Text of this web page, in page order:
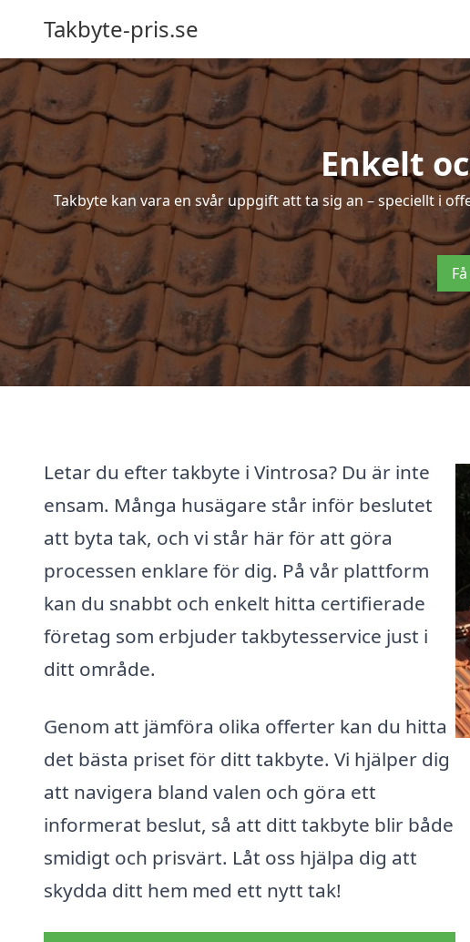
Takbyte-pris.se
Enkelt
Takbyte kan vara en svår uppgift att ta sig an – speciellt i
Letar du efter takbyte i Vintrosa? Du är inte
ensam. Många husägare står inför beslutet
att byta tak, och vi står här för att göra
processen enklare för dig. På vår plattform
kan du snabbt och enkelt hitta certifierade
företag som erbjuder takbytesservice just i
ditt område.
Genom att jämföra olika offerter kan du hitta
det bästa priset för ditt takbyte. Vi hjälper dig
att navigera bland valen och göra ett
informerat beslut, så att ditt takbyte blir både
smidigt och prisvärt. Låt oss hjälpa dig att
skydda ditt hem med ett nytt tak!